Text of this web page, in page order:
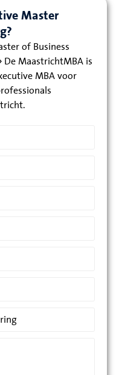
Master
of Business
MaastrichtMBA is
MBA voor